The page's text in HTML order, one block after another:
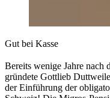
Gut bei Kasse
Bereits wenige Jahre nach
gründete Gottlieb
der Einführung der